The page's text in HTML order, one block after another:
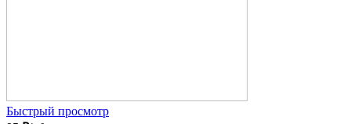
Быстрый просмотр